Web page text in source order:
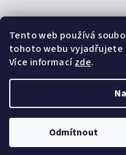
Tento web používá
tohoto webu vyjadřujete
Více informacízde.
Odmítnout
Přijímáme online
Upravit